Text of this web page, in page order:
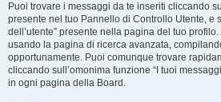
Puoi trovare i messaggi da te inseriti cliccando
presente nel tuo Pannello di Controllo Utente, e
dell’utente” presente nella pagina del tuo
usando la pagina di ricerca avanzata,
opportunamente. Puoi comunque trovare
cliccando sull’omonima funzione “I tuoi
in ogni pagina della Board.